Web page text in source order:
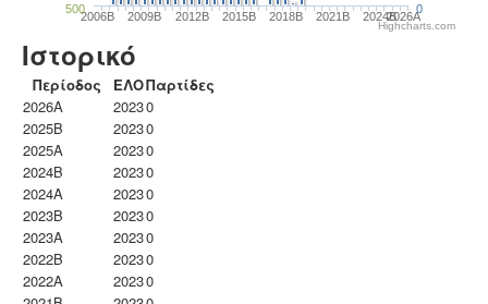
2006B 2009B 2012B 2015B 2018B 2021B 2024B2026A
500 0
Highcharts.com
Ιστορικό
Περίοδος ΕΛΟΠαρτίδες
2026A
20230
2025B
20230
2025A
20230
2024B
20230
2024A
20230
2023B
20230
2023Α
20230
2022B
20230
2022A
20230